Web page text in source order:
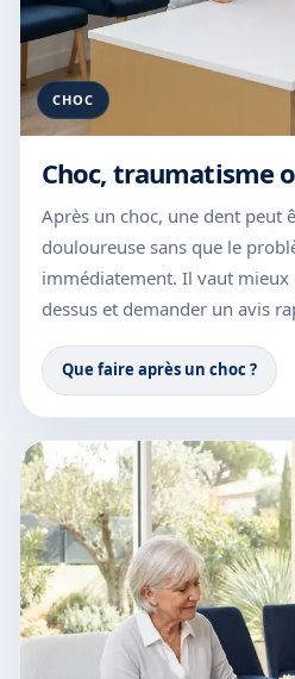
CHOC
Choc, traumatisme
Après un choc, une dent peut
douloureuse sans que le
immédiatement. Il vaut mieux
dessus et demander un avis
Que faire après un choc ?